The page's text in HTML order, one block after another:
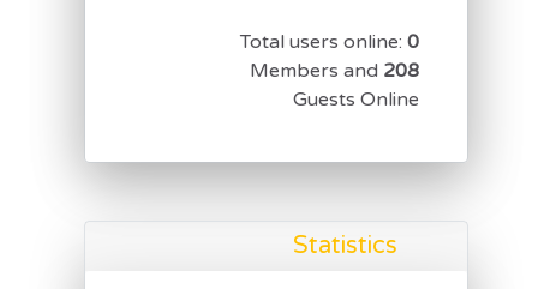
Total users online: 0
Members and 208
Guests Online
Statistics